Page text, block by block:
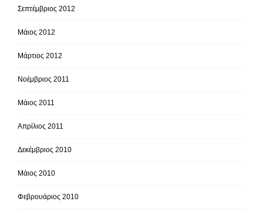
Σεπτέμβριος 2012
Μάιος 2012
Μάρτιος 2012
Νοέμβριος 2011
Μάιος 2011
Απρίλιος 2011
Δεκέμβριος 2010
Μάιος 2010
Φεβρουάριος 2010